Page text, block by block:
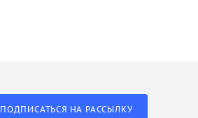
ПОДПИСАТЬСЯ НА РАССЫЛКУ